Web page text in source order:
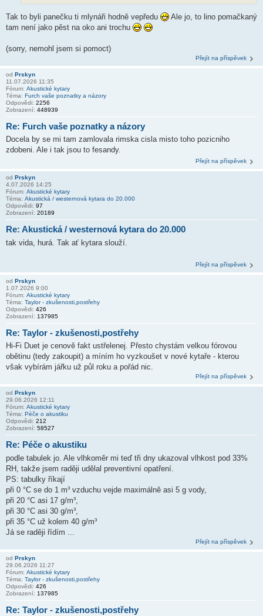
Tak to byli panečku ti mlynáři hodně vepředu
Ale jo, to lino pomačkaný
tam není jako pěst na oko ani trochu
(sorry, nemohl jsem si pomoct)
Přejít na příspěvek
od Prskyn
11.07.2026 11:35
Fórum: Akustické kytary
Téma: Furch vaše poznatky a názory
Odpovědi: 2256
Zobrazení: 448939
Re: Furch vaše poznatky a názory
Docela by se mi tam zamlovala rimska cisla misto toho pozicniho
zdobeni. Ale i tak jsou to fesandy.
Přejít na příspěvek
od Prskyn
4.07.2026 14:25
Fórum: Akustické kytary
Téma: Akustická / westernová kytara do 20.000
Odpovědi: 97
Zobrazení: 20189
Re: Akustická / westernová kytara do 20.000
tak vida, hurá. Tak ať kytara slouží.
Přejít na příspěvek
od Prskyn
1.07.2026 9:00
Fórum: Akustické kytary
Téma: Taylor - zkušenosti,postřehy
Odpovědi: 426
Zobrazení: 137985
Re: Taylor - zkušenosti,postřehy
Hi-Fi Duet je cenově fakt ustřelenej. Přesto chystám velkou fórovou
obětinu (tedy zakoupit) a míním ho vyzkoušet v nové kytaře - kterou
však vybírám jářku už půl roku a pořád nic.
Přejít na příspěvek
od Prskyn
29.06.2026 12:11
Fórum: Akustické kytary
Téma: Péče o akustiku
Odpovědi: 212
Zobrazení: 58527
Re: Péče o akustiku
podle tabulek jo. Ale vlhkoměr mi teď tři dny ukazoval vlhkost pod 33%
RH, takže jsem raději udělal preventivní opatření.
PS: tabulky říkají
při 0 °C se do 1 m³ vzduchu vejde maximálně asi 5 g vody,
při 20 °C asi 17 g/m³,
při 30 °C asi 30 g/m³,
při 35 °C už kolem 40 g/m³
Já se raději řídím ...
Přejít na příspěvek
od Prskyn
29.06.2026 11:27
Fórum: Akustické kytary
Téma: Taylor - zkušenosti,postřehy
Odpovědi: 426
Zobrazení: 137985
Re: Taylor - zkušenosti,postřehy